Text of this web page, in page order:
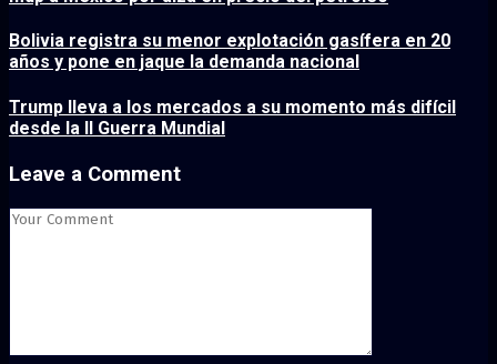
Bolivia registra su menor explotación gasífera en 20
años y pone en jaque la demanda nacional
Trump lleva a los mercados a su momento más difícil
desde la II Guerra Mundial
Leave a Comment